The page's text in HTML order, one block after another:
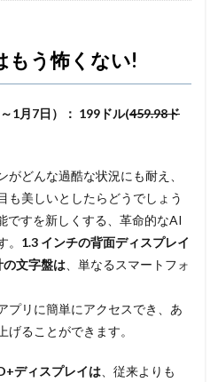
もう怖くない!
1月7日）： 199ドル(459.98ド
がどんな過酷な状況にも耐え、
も美しいとしたらどうでしょう
ですを新しくする、革命的なAI
1.3 インチの背面ディスプレイ
の文字盤は 、単なるスマートフォ
プリに簡単にアクセスでき、あ
ることができます。
ディスプレイは 、従来よりも